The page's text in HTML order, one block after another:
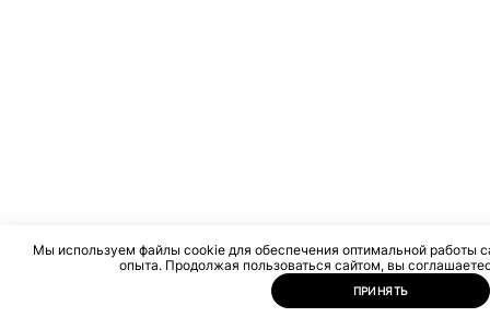
Мы используем файлы cookie для обеспечения оптимальной работы
опыта. Продолжая пользоваться сайтом, вы
ПРИНЯТЬ